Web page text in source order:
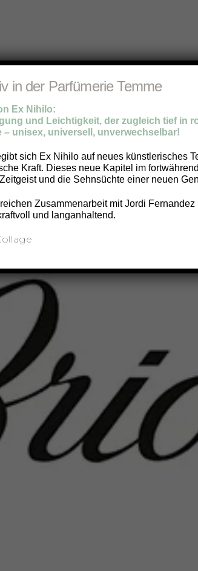
in der Parfümerie Temme
Ex Nihilo:
und Leichtigkeit, der zugleich tief in
– unisex, universell, unverwechselbar!
sich Ex Nihilo auf neues künstlerisches
Kraft. Dieses neue Kapitel im
und die Sehnsüchte einer neuen
Zusammenarbeit mit Jordi
und langanhaltend.